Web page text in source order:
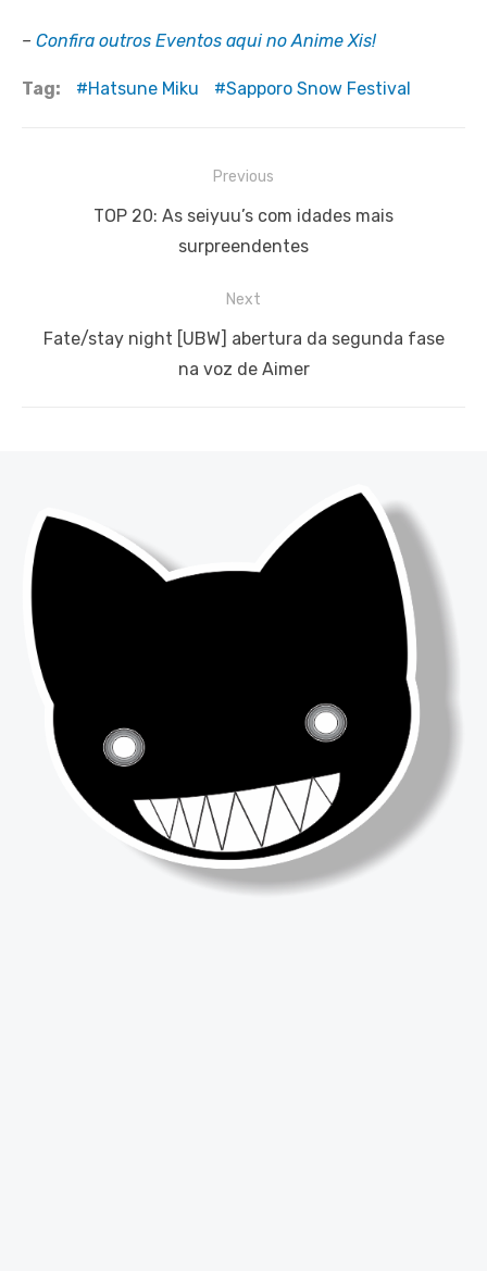
– Confira outros Eventos aqui no Anime Xis!
Tag: Hatsune Miku Sapporo Snow Festival
Previous
PreviousTOP 20: As seiyuu’s com idades mais
surpreendentes
Next
Next
Fate/stay night [UBW] abertura da segunda fase
na voz de Aimer